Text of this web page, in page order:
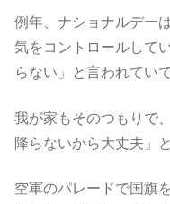
例年、ナショナルデー
気をコントロールして
らない」と言われていて
我が家もそのつもりで
降らないから大丈夫」
空軍のパレードで国旗